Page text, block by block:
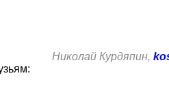
Николай Курдяпин,